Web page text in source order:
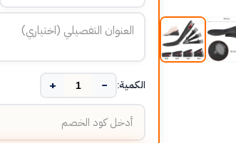
الكمية: −
+